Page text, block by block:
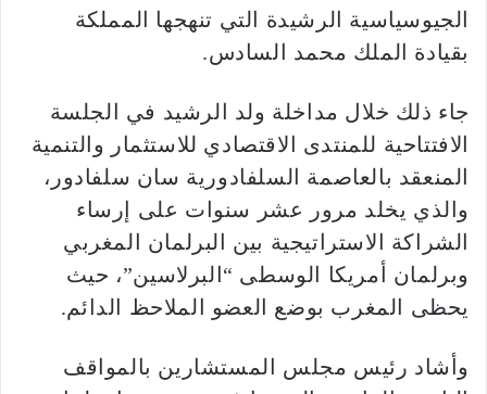
الجيوسياسية الرشيدة التي تنهجها المملكة
بقيادة الملك محمد السادس.
جاء ذلك خلال مداخلة ولد الرشيد في الجلسة
الافتتاحية للمنتدى الاقتصادي للاستثمار والتنمية
المنعقد بالعاصمة السلفادورية سان سلفادور،
والذي يخلد مرور عشر سنوات على إرساء
الشراكة الاستراتيجية بين البرلمان المغربي
وبرلمان أمريكا الوسطى “البرلاسين”، حيث
يحظى المغرب بوضع العضو الملاحظ الدائم.
وأشاد رئيس مجلس المستشارين بالمواقف